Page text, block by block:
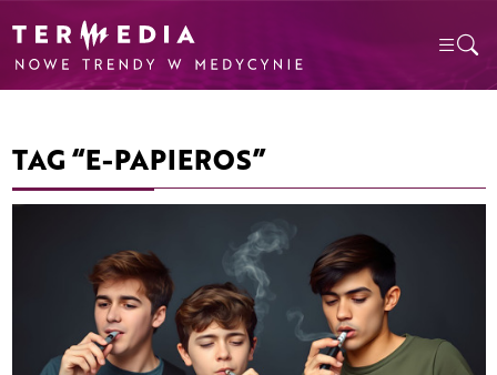
TAG “E-PAPIEROS”